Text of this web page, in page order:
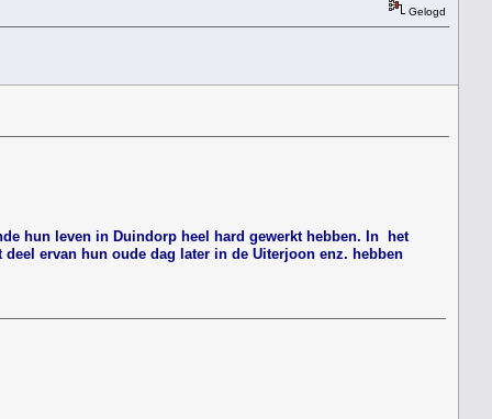
Gelogd
hun leven in Duindorp heel hard gewerkt hebben. In het
ervan hun oude dag later in de Uiterjoon enz. hebben